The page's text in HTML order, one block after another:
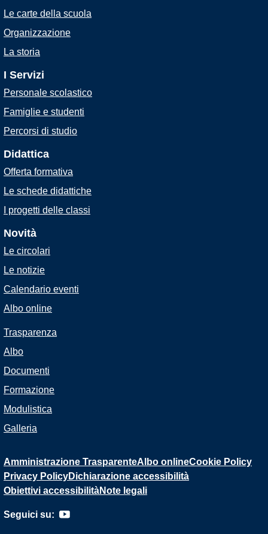
Le carte della scuola
Organizzazione
La storia
I Servizi
Personale scolastico
Famiglie e studenti
Percorsi di studio
Didattica
Offerta formativa
Le schede didattiche
I progetti delle classi
Novità
Le circolari
Le notizie
Calendario eventi
Albo online
Trasparenza
Albo
Documenti
Formazione
Modulistica
Galleria
Amministrazione TrasparenteAlbo onlineCookie Policy
Privacy PolicyDichiarazione accessibilità
Obiettivi accessibilitàNote legali
Seguici su: